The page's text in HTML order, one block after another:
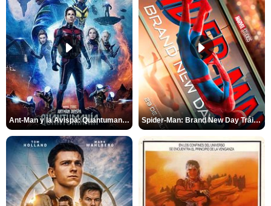
Ant-Man y la Avispa: Quantumanía Tráiler (2) Spider-Man: Brand New Day Tráiler (3)